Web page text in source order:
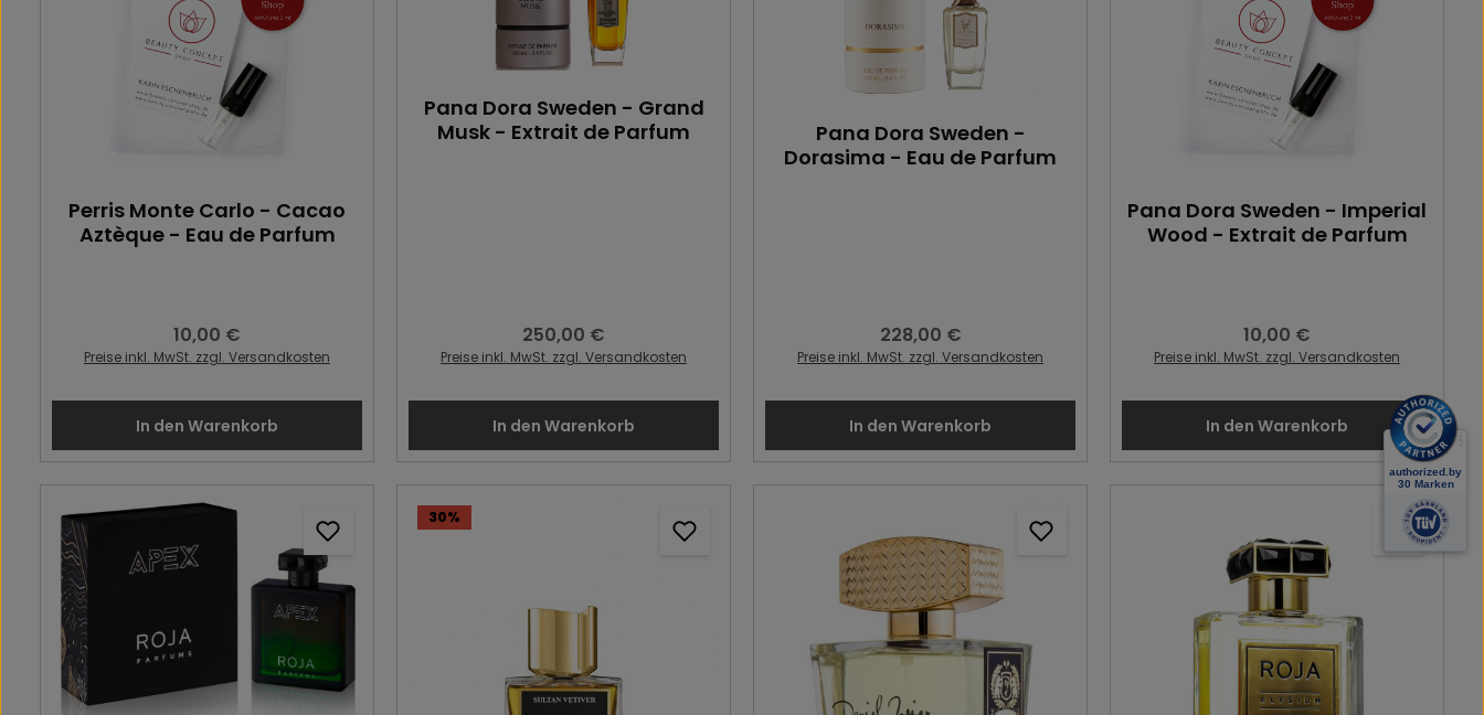
Perris Monte Carlo - Cacao
Aztèque - Eau de Parfum
Regulärer Preis:
10,00 €
Preise inkl. MwSt. zzgl. Versandkosten
In den Warenkorb
Pana Dora Sweden - Grand
Musk - Extrait de Parfum
Regulärer Preis:
250,00 €
Preise inkl. MwSt. zzgl. Versandkosten
In den Warenkorb
Pana Dora Sweden -
Dorasima - Eau de Parfum
Regulärer Preis:
228,00 €
Preise inkl. MwSt. zzgl. Versandkosten
In den Warenkorb
Pana Dora Sweden - Imperial
Wood - Extrait de Parfum
Regulärer Preis:
10,00 €
Preise inkl. MwSt. zzgl. Versandkosten
In den Warenkorb
30%